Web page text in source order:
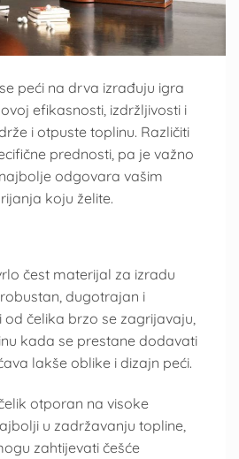
peći na drva izrađuju igra
efikasnosti, izdržljivosti i
i otpuste toplinu. Različiti
prednosti, pa je važno
odgovara vašim
koju želite.
čest materijal za izradu
dugotrajan i
od čelika brzo se zagrijavaju,
kada se prestane dodavati
lakše oblike i dizajn peći.
otporan na visoke
u zadržavanju topline,
zahtijevati češće